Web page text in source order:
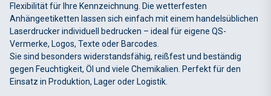
Flexibilität für Ihre Kennzeichnung. Die wetterfesten
Anhängeetiketten lassen sich einfach mit einem handelsüblichen
Laserdrucker individuell bedrucken – ideal für eigene QS-
Vermerke, Logos, Texte oder Barcodes.
Sie sind besonders widerstandsfähig, reißfest und beständig
gegen Feuchtigkeit, Öl und viele Chemikalien. Perfekt für den
Einsatz in Produktion, Lager oder Logistik.